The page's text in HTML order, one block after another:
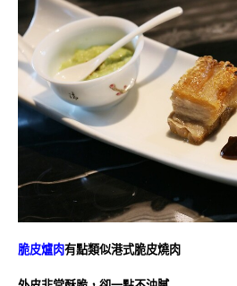
脆皮爐肉有點類似港式脆皮燒肉